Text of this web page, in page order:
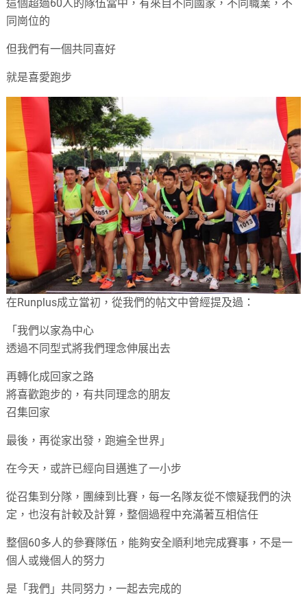
這個超過60人的隊伍當中，有來自不同國家，不同職業，不
同崗位的
但我們有一個共同喜好
就是喜愛跑步
在Runplus成立當初，從我們的帖文中曾經提及過：
「我們以家為中心
透過不同型式將我們理念伸展出去
再轉化成回家之路
將喜歡跑步的，有共同理念的朋友
召集回家
最後，再從家出發，跑遍全世界」
在今天，或許已經向目邁進了一小步
從召集到分隊，團練到比賽，每一名隊友從不懷疑我們的決
定，也沒有計較及計算，整個過程中充滿著互相信任
整個60多人的參賽隊伍，能夠安全順利地完成賽事，不是一
個人或幾個人的努力
是「我們」共同努力，一起去完成的